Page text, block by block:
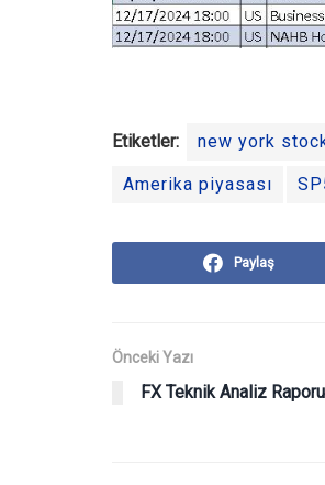
Etiketler: new york
Amerika piyasası
Paylaş
Önceki Yazı
FX Teknik Analiz